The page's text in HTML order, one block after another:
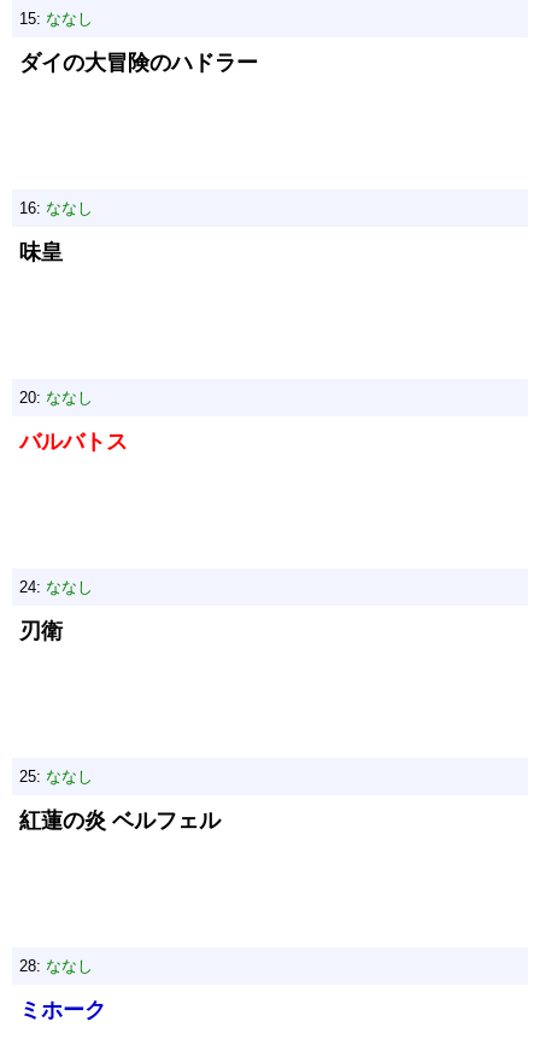
15: ななし
ダイの大冒険のハドラー
16: ななし
味皇
20: ななし
バルバトス
24: ななし
刃衛
25: ななし
紅蓮の炎 ベルフェル
28: ななし
ミホーク